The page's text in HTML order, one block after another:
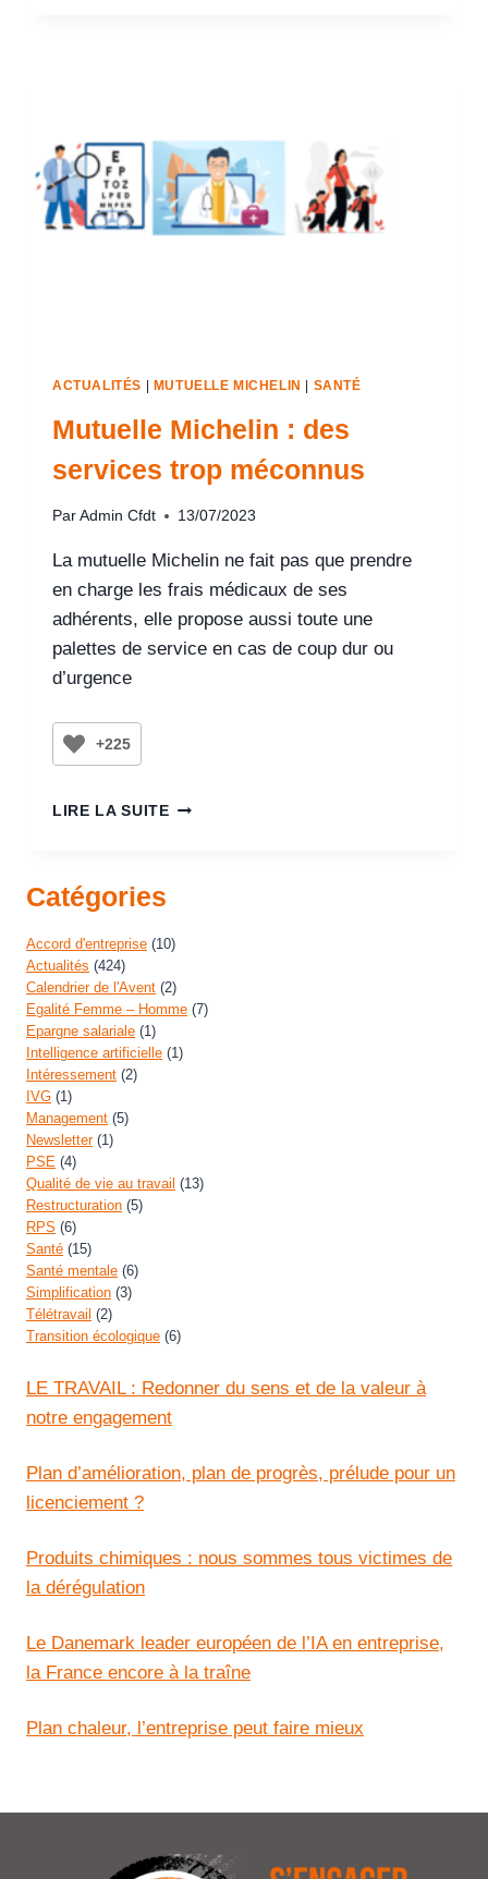
ACTUALITÉS | MUTUELLE MICHELIN | SANTÉ
Mutuelle Michelin : des
services trop méconnus
Par Admin Cfdt 13/07/2023
La mutuelle Michelin ne fait pas que prendre
en charge les frais médicaux de ses
adhérents, elle propose aussi toute une
palettes de service en cas de coup dur ou
d’urgence
+225
LIRE LA SUITE
Catégories
Accord d'entreprise (10)
Actualités (424)
Calendrier de l'Avent (2)
Egalité Femme – Homme (7)
Epargne salariale (1)
Intelligence artificielle (1)
Intéressement (2)
IVG (1)
Management (5)
Newsletter(1)
PSE (4)
Qualité de vie au travail (13)
Restructuration (5)
RPS (6)
Santé (15)
Santé mentale (6)
Simplification (3)
Télétravail (2)
Transition écologique (6)
LE TRAVAIL : Redonner du sens et de la valeur à
notre engagement
Plan d’amélioration, plan de progrès, prélude pour un
licenciement ?
Produits chimiques : nous sommes tous victimes de
la dérégulation
Le Danemark leader européen de l’IA en entreprise,
la France encore à la traîne
Plan chaleur, l’entreprise peut faire mieux